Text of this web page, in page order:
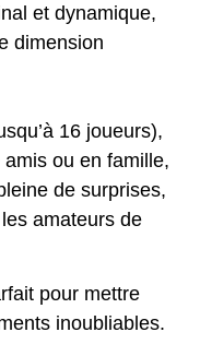
et dynamique,
dimension
16 joueurs),
ou en famille,
de surprises,
amateurs de
pour mettre
inoubliables.